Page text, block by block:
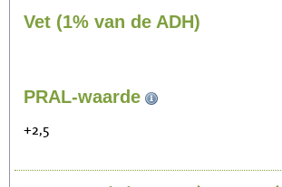
Vet (1% van de ADH)
PRAL-waarde
+2,5
Zitten, tv kijken